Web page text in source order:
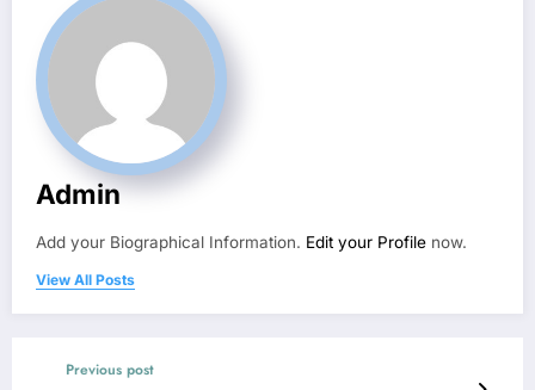
Admin
Add your Biographical Information. Edit your Profile now.
View All Posts
Previous post